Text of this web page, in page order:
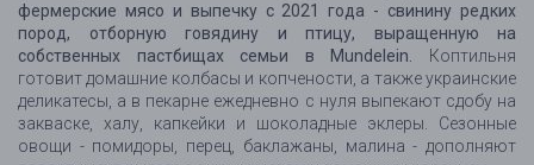
фермерские мясо и выпечку с 2021 года - свинину редких
пород, отборную говядину и птицу, выращенную на
собственных пастбищах семьи в Mundelein.
Коптильня
готовит домашние колбасы и копчености, а также украинские
деликатесы, а в пекарне ежедневно с нуля выпекают сдобу на
закваске, халу, капкейки и шоколадные эклеры. Сезонные
овощи - помидоры, перец, баклажаны, малина - дополняют